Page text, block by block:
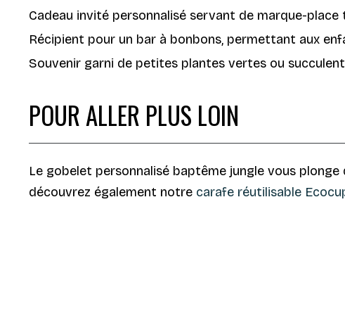
Cadeau invité personnalisé servant de marque-
Récipient pour un bar à bonbons, permettant aux
Souvenir garni de petites plantes vertes ou
POUR ALLER PLUS LOIN
Le gobelet personnalisé baptême jungle vous
découvrez également notre carafe réutilisable